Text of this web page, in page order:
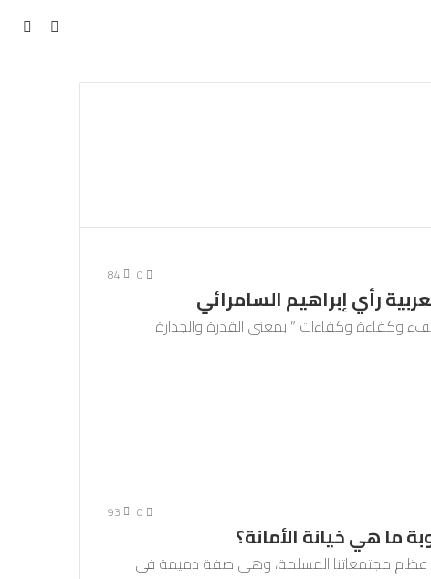
مقال
0
84
رأي إبراهيم السامرائي
وكفاءة وكفاءات ” بمعنى القدرة والجدارة
0
93
ما هي خيانة الأمانة؟
في عظام مجتمعاتنا المسلمة، وهي صفة ذميمة في